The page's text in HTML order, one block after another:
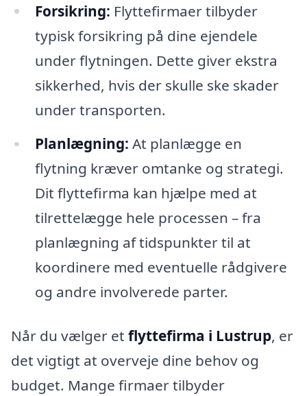
Forsikring: Flyttefirmaer tilbyder
typisk forsikring på dine ejendele
under flytningen. Dette giver ekstra
sikkerhed, hvis der skulle ske skader
under transporten.
Planlægning: At planlægge en
flytning kræver omtanke og strategi.
Dit flyttefirma kan hjælpe med at
tilrettelægge hele processen – fra
planlægning af tidspunkter til at
koordinere med eventuelle rådgivere
og andre involverede parter.
Når du vælger et flyttefirma i Lustrup, er
det vigtigt at overveje dine behov og
budget. Mange firmaer tilbyder